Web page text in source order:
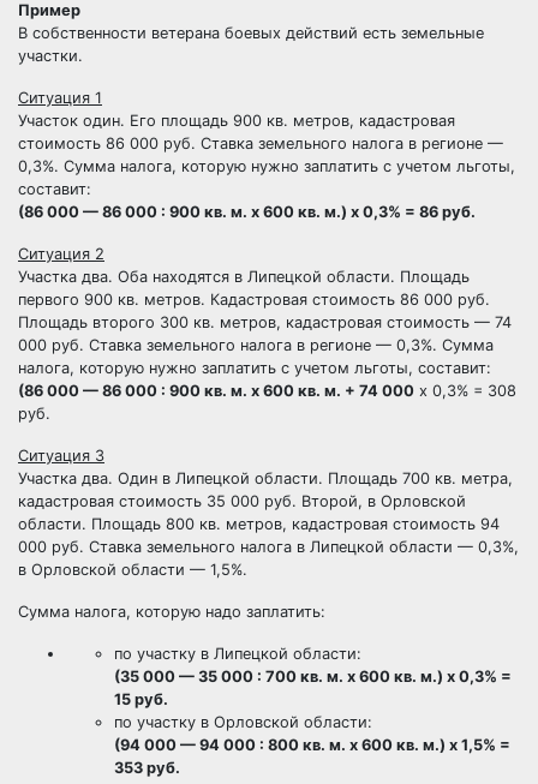
Пример
В собственности ветерана боевых действий есть земельные
участки.
Ситуация 1
Участок один. Его площадь 900 кв. метров, кадастровая
стоимость 86 000 руб. Ставка земельного налога в регионе —
0,3%. Сумма налога, которую нужно заплатить с учетом льготы,
составит:
(86 000 — 86 000 : 900 кв. м. х 600 кв. м.) х 0,3% = 86 руб.
Ситуация 2
Участка два. Оба находятся в Липецкой области. Площадь
первого 900 кв. метров. Кадастровая стоимость 86 000 руб.
Площадь второго 300 кв. метров, кадастровая стоимость — 74
000 руб. Ставка земельного налога в регионе — 0,3%. Сумма
налога, которую нужно заплатить с учетом льготы, составит:
(86 000 — 86 000 : 900 кв. м. х 600 кв. м. + 74 000 х 0,3% = 308
руб.
Ситуация 3
Участка два. Один в Липецкой области. Площадь 700 кв. метра,
кадастровая стоимость 35 000 руб. Второй, в Орловской
области. Площадь 800 кв. метров, кадастровая стоимость 94
000 руб. Ставка земельного налога в Липецкой области — 0,3%,
в Орловской области — 1,5%.
Сумма налога, которую надо заплатить:
по участку в Липецкой области:
(35 000 — 35 000 : 700 кв. м. х 600 кв. м.) х 0,3% =
15 руб.
по участку в Орловской области:
(94 000 — 94 000 : 800 кв. м. х 600 кв. м.) х 1,5% =
353 руб.